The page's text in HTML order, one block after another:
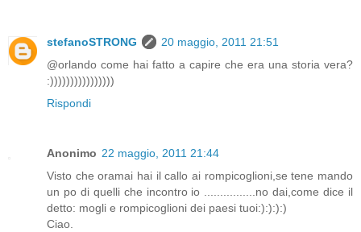
stefanoSTRONG
20 maggio, 2011 21:51
@orlando come hai fatto a capire che era una storia vera?
:))))))))))))))))
Rispondi
Anonimo 22 maggio, 2011 21:44
Visto che oramai hai il callo ai rompicoglioni,se tene mando
un po di quelli che incontro io ................no dai,come dice il
detto: mogli e rompicoglioni dei paesi tuoi:):):):)
Ciao.